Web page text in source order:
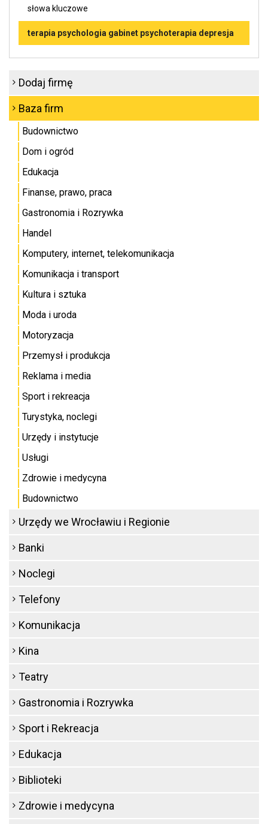
słowa kluczowe
terapia psychologia gabinet psychoterapia depresja
Dodaj firmę
Baza firm
Budownictwo
Dom i ogród
Edukacja
Finanse, prawo, praca
Gastronomia i Rozrywka
Handel
Komputery, internet, telekomunikacja
Komunikacja i transport
Kultura i sztuka
Moda i uroda
Motoryzacja
Przemysł i produkcja
Reklama i media
Sport i rekreacja
Turystyka, noclegi
Urzędy i instytucje
Usługi
Zdrowie i medycyna
Budownictwo
Urzędy we Wrocławiu i Regionie
Banki
Noclegi
Telefony
Komunikacja
Kina
Teatry
Gastronomia i Rozrywka
Sport i Rekreacja
Edukacja
Biblioteki
Zdrowie i medycyna